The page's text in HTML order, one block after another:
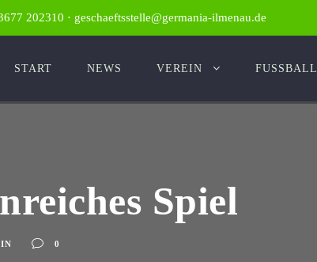
202310 ⋅ geschaeftsstelle@germania-ilmenau.de
START NEWS VEREIN FUSSBALL
Spiel
0